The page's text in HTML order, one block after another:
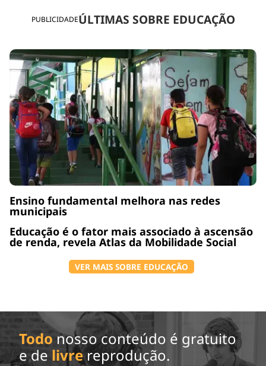
PUBLICIDADEÚLTIMAS SOBRE EDUCAÇÃO
Ensino fundamental melhora nas redes
municipais
Educação é o fator mais associado à ascensão
de renda, revela Atlas da Mobilidade Social
VER MAIS SOBRE EDUCAÇÃO
Todo nosso conteúdo é gratuito
e de livrereprodução.